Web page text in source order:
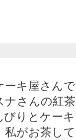
キ屋さん
ナさんの紅
りとケー
私がお茶し